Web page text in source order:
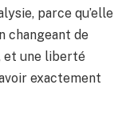
parce qu’elle
changeant de
et une liberté
exactement